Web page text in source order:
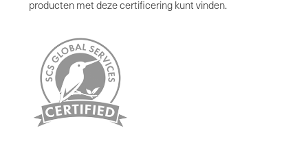
producten met deze certificering kunt vinden.